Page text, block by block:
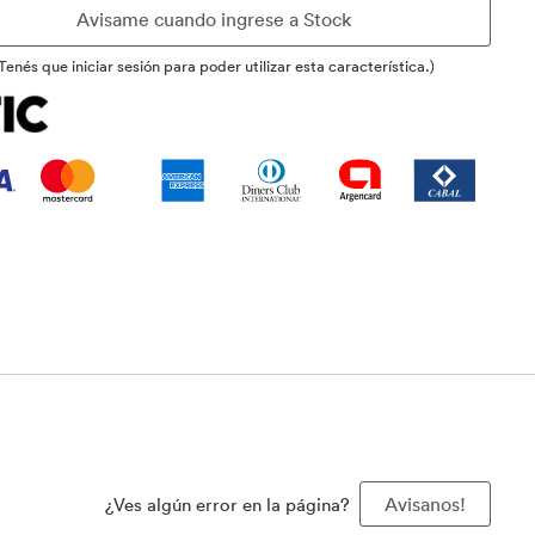
que iniciar sesión para poder utilizar esta característica.)
¿Ves algún error en la página? Avisanos!